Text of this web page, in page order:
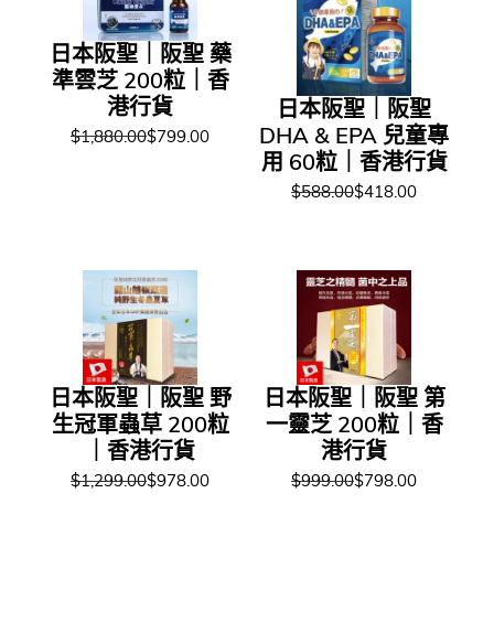
日本阪聖｜阪聖 藥
準雲芝 200粒｜香
港行貨
$1,880.00$799.00
日本阪聖｜阪聖
DHA & EPA 兒童專
用 60粒｜香港行貨
$588.00$418.00
日本阪聖｜阪聖 野
生冠軍蟲草 200粒
｜香港行貨
$1,299.00$978.00
日本阪聖｜阪聖 第
一靈芝 200粒｜香
港行貨
$999.00$798.00